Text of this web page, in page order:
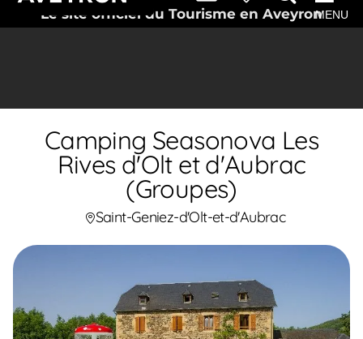
Le site officiel du Tourisme en AveyronMENU
Camping Seasonova Les
Rives d'Olt et d'Aubrac
(Groupes)
Saint-Geniez-d'Olt-et-d'Aubrac